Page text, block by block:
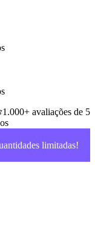
1.000+ avaliações de 5
limitadas!